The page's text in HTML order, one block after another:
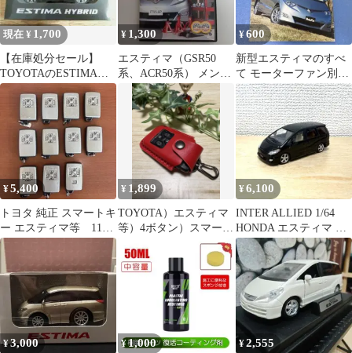
現在 ¥ 1,700
【在庫処分セール】
TOYOTAのESTIMA模
型
¥ 1,300
エスティマ（GSR50
系、ACR50系） メンテ
ナンスオールインワン
DVD
¥600
新型エスティマのすべ
て モーターファン別冊
第371弾
¥5,400
トヨタ 純正 スマートキ
ー エスティマ等 11個
セット
¥ 1,899
TOYOTA）エスティマ
等）4ボタン）スマート
¥6,100
INTER ALLIED 1/64
HONDA エスティマ ブ
ラック 開封のみ
¥3,000 ¥1,000 ¥2,555